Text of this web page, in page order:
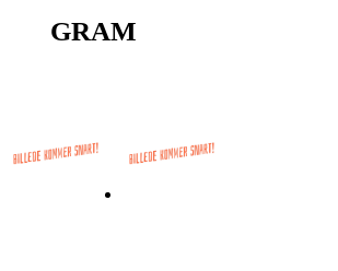
GRAM